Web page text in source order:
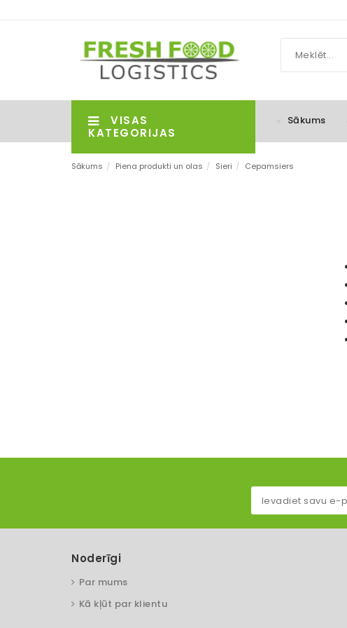
VISAS
KATEGORIJAS
Sākums
Sākums / Piena produkti un olas / Sieri / Cepamsiers
Noderīgi
Par mums
Kā kļūt par klientu